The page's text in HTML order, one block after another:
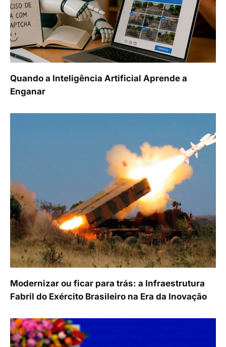
Quando a Inteligência Artificial Aprende a
Enganar
Modernizar ou ficar para trás: a Infraestrutura
Fabril do Exército Brasileiro na Era da Inovação